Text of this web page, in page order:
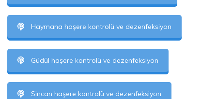
Haymana haşere kontrolü ve dezenfeksiyon
Güdül haşere kontrolü ve dezenfeksiyon
Sincan haşere kontrolü ve dezenfeksiyon